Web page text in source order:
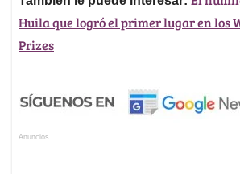
Huila que logró el primer lugar en los
Prizes
Anuncios.